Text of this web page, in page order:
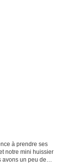
à prendre ses
notre mini huissier
avons un peu de